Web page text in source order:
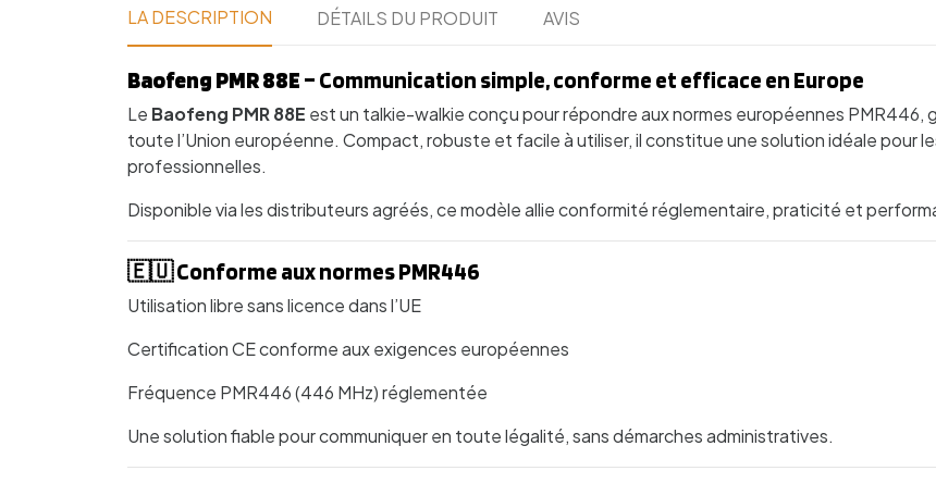
LA DESCRIPTION DÉTAILS DU PRODUIT AVIS
Baofeng PMR 88E – Communication simple, conforme et efficace en Europe
Le Baofeng PMR 88E est un talkie-walkie conçu pour répondre aux normes européennes PMR446,
toute l’Union européenne. Compact, robuste et facile à utiliser, il constitue une solution idéale pour
professionnelles.
Disponible via les distributeurs agréés, ce modèle allie conformité réglementaire, praticité et
🇪🇺 Conforme aux normes PMR446
Utilisation libre sans licence dans l’UE
Certification CE conforme aux exigences européennes
Fréquence PMR446 (446 MHz) réglementée
Une solution fiable pour communiquer en toute légalité, sans démarches administratives.